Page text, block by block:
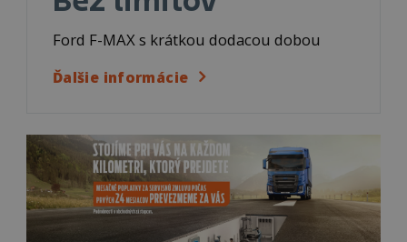
Ford F-MAX s krátkou dodacou dobou
Ďalšie informácie